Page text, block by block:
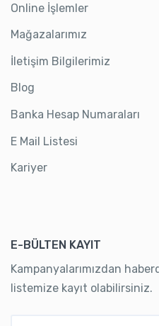
Online İşlemler
Mağazalarımız
İletişim Bilgilerimiz
Blog
Banka Hesap Numaraları
E Mail Listesi
Kariyer
E-BÜLTEN KAYIT
Kampanyalarımızdan
listemize kayıt olabilirsiniz.